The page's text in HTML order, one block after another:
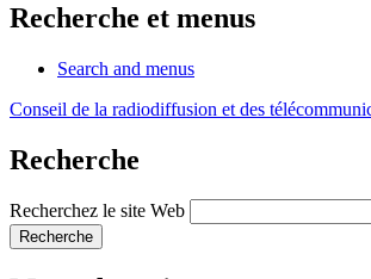
Recherche et menus
Search and menus
Conseil de la radiodiffusion et des
Recherche
Recherchez le site Web
Recherche